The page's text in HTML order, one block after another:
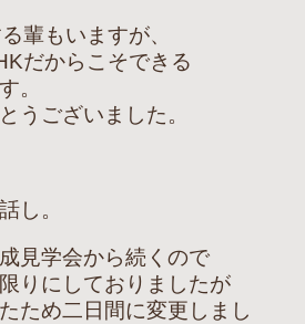
輩もいますが、
だからこそできる
。
うございました。
し。
見学会から続くので
りにしておりましたが
ため二日間に変更しまし